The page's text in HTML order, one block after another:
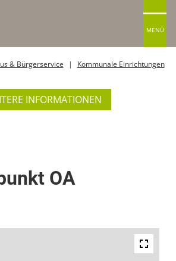
MENÜ
& Bürgerservice Kommunale Einrichtungen
INFORMATIONEN
OA